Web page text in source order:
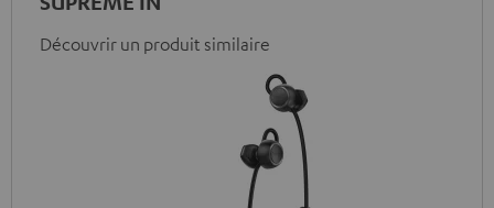
Découvrir un produit similaire